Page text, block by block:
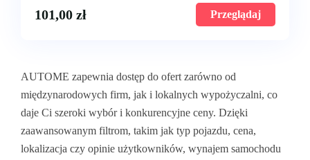
101,00 zł Przeglądaj
AUTOME zapewnia dostęp do ofert zarówno od
międzynarodowych firm, jak i lokalnych wypożyczalni, co
daje Ci szeroki wybór i konkurencyjne ceny. Dzięki
zaawansowanym filtrom, takim jak typ pojazdu, cena,
lokalizacja czy opinie użytkowników, wynajem samochodu